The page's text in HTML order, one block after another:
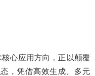
心应用方向，正以颠覆
，凭借高效生成、多元